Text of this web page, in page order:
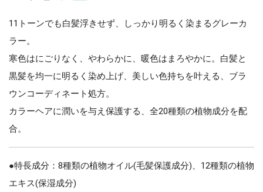
11トーンでも白髪浮きせず、しっかり明るく染まるグレーカ
ラー。
寒色はにごりなく、やわらかに、暖色はまろやかに。白髪と
黒髪を均一に明るく染め上げ、美しい色持ちを叶える、ブラ
ウンコーディネート処方。
カラーヘアに潤いを与え保護する、全20種類の植物成分を配
合。
●特長成分：8種類の植物オイル(毛髪保護成分)、12種類の植物
エキス(保湿成分)